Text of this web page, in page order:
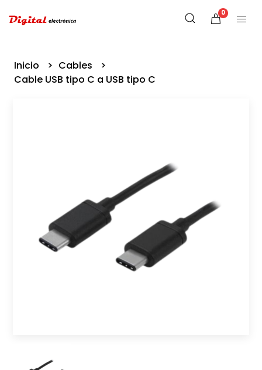
0
Inicio
Cables
Cable USB tipo C a USB tipo C